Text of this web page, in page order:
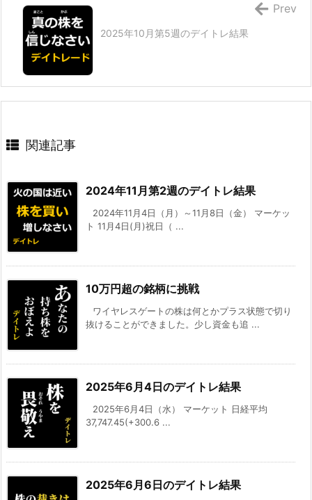
2025年10月第5週のデイトレ結果
Prev
関連記事
2024年11月第2週のデイトレ結果
2024年11月4日（月）～11月8日（金） マーケッ
ト 11月4日(月)祝日（ ...
10万円超の銘柄に挑戦
ワイヤレスゲートの株は何とかプラス状態で切り
抜けることができました。少し資金も追 ...
2025年6月4日のデイトレ結果
2025年6月4日（水） マーケット 日経平均
37,747.45(+300.6 ...
2025年6月6日のデイトレ結果